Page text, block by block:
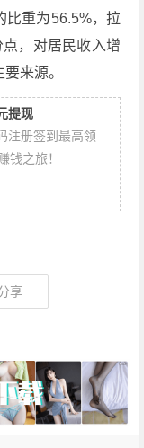
比重为56.5%，拉
，对居民收入增
来源。
提现
注册签到最高领
钱之旅！
享